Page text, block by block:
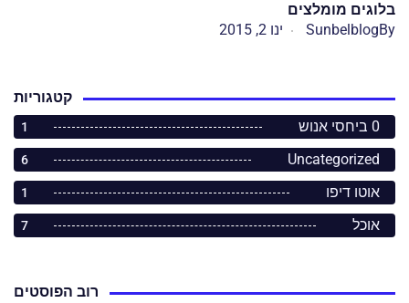
בלוגים מומלצים
By
Sunbelblog ינו 2, 2015
קטגוריות
0 ביחסי אנוש
1
Uncategorized
6
אוטו דיפו 1
אוכל 7
רוב הפוסטים